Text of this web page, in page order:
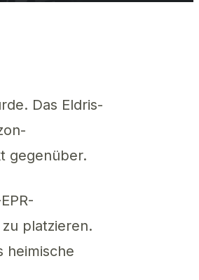
Das Eldris-
gegenüber.
platzieren.
heimische